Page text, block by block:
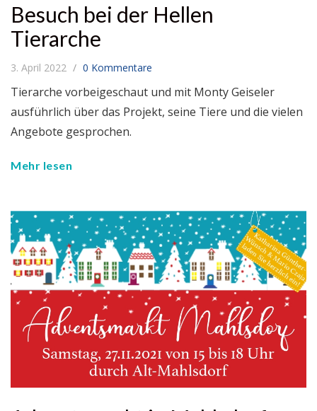
Besuch bei der Hellen
Tierarche
3. April 2022 0 Kommentare
Tierarche vorbeigeschaut und mit Monty Geiseler
ausführlich über das Projekt, seine Tiere und die vielen
Angebote gesprochen.
Mehr lesen